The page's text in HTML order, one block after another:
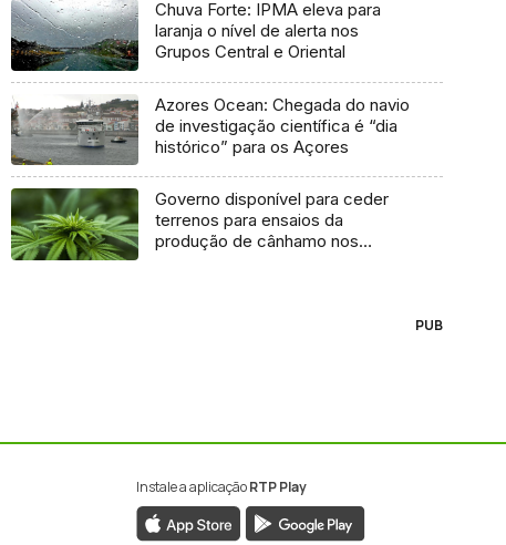
Chuva Forte: IPMA eleva para
laranja o nível de alerta nos
Grupos Central e Oriental
Azores Ocean: Chegada do navio
de investigação científica é “dia
histórico” para os Açores
Governo disponível para ceder
terrenos para ensaios da
produção de cânhamo nos
PUB
Instale a aplicaçãoRTP Play